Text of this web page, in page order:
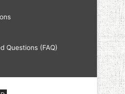
Questions (FAQ)